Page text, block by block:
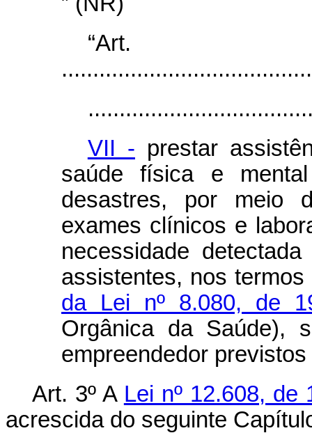
VII - prestar
saúde física e
desastres, por meio
exames clínicos e
necessidade
assistentes, nos
da Lei nº 8.080, de
Orgânica da Saúde),
empreendedor
Art. 3º A Lei nº 12.608, de
acrescida do seguinte